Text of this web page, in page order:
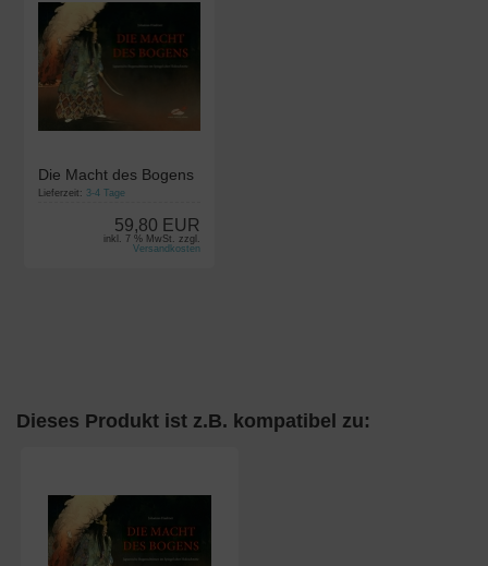
Die Macht des Bogens
Lieferzeit: 3-4 Tage
59,80 EUR
inkl. 7 % MwSt. zzgl.
Versandkosten
Dieses Produkt ist z.B. kompatibel zu: